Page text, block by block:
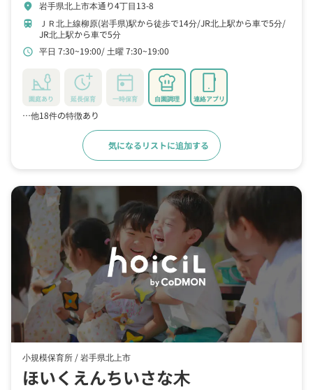
location_on 岩手県北上市本通り4丁目13-8
train ＪＲ北上線柳原(岩手県)駅から徒歩で14分 JR北上駅から車で5分
JR北上駅から車で5分
schedule 平日 7:30~19:00 土曜 7:30~19:00
園庭あり 延長保育 一時保育 自園調理 連絡アプリ
…他18件の特徴あり
気になるリストに追加する
小規模保育所 /岩手県北上市
ほいくえんちいさな木